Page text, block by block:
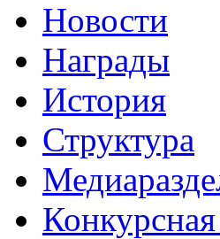
Новости
Награды
История
Структура